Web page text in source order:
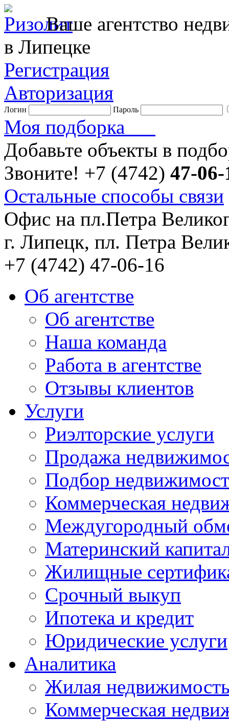
Ваше агентство
в Липецке
Регистрация
Авторизация
Логин Пароль
Моя подборка
Добавьте объекты в
Звоните! +7 (4742) 47-06-
Остальные способы связи
Офис на пл.Петра
г. Липецк, пл. Петра
+7 (4742) 47-06-16
Об агентстве
Об агентстве
Наша команда
Работа в агентстве
Отзывы клиентов
Услуги
Риэлторские услуги
Продажа
Подбор
Коммерческая
Междугородный
Материнский
Жилищные
Срочный выкуп
Ипотека и кредит
Юридические услуги
Аналитика
Жилая
Коммерческая